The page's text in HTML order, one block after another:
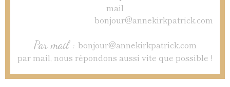
Par mail : bonjour@annekirkpatrick.com
par mail, nous répondons aussi vite que possible !